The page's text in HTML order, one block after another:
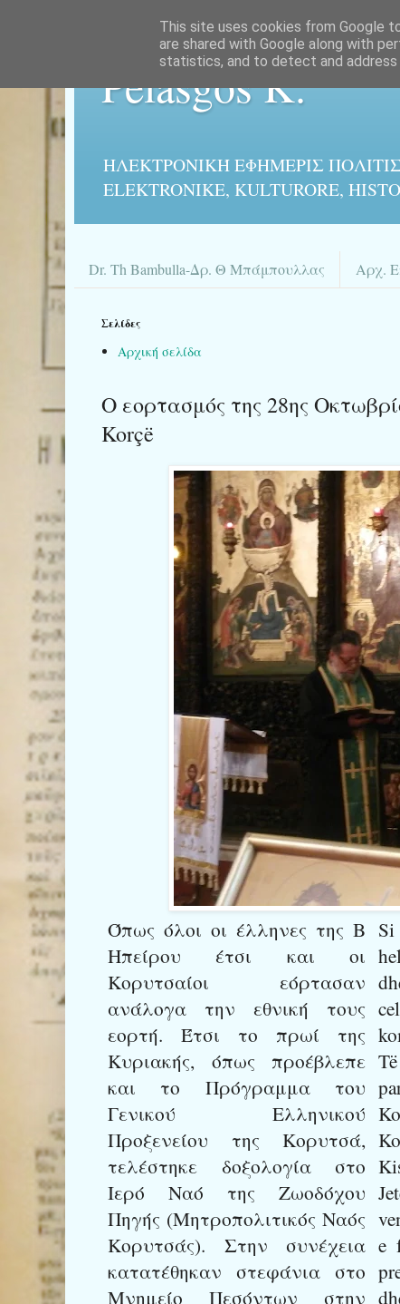
Pelasgos K.
ΗΛΕΚΤΡΟΝΙΚΉ ΕΦΗΜΕΡΙΣ
ELEKTRONIKE, KULTURORE,
Dr. Th Bambulla-Δρ. Θ Μπάμπουλλας Αρχ.
Σελίδες
Αρχική σελίδα
Ο εορτασμός της 28ης
Korçë
Όπως όλοι οι έλληνες της Β
Ηπείρου
έτσι και οι
Κορυτσαίοι εόρτασαν
ανάλογα την εθνική τους
εορτή. Έτσι το πρωί της
Κυριακής, όπως προέβλεπε
και το Πρόγραμμα του
Γενικού Ελληνικού
Προξενείου της Κορυτσά,
τελέστηκε δοξολογία στο
Ιερό Ναό της Ζωοδόχου
Πηγής (Μητροπολιτικός Ναός
Κορυτσάς). Στην συνέχεια
κατατέθηκαν στεφάνια στο
Μνημείο Πεσόντων στην
e
This site uses cookies from Google
are shared with Google along with
statistics, and to detect and address